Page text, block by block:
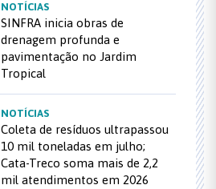
NOTÍCIAS
SINFRA inicia obras de
drenagem profunda e
pavimentação no Jardim
Tropical
NOTÍCIAS
Coleta de resíduos ultrapassou
10 mil toneladas em julho;
Cata-Treco soma mais de 2,2
mil atendimentos em 2026